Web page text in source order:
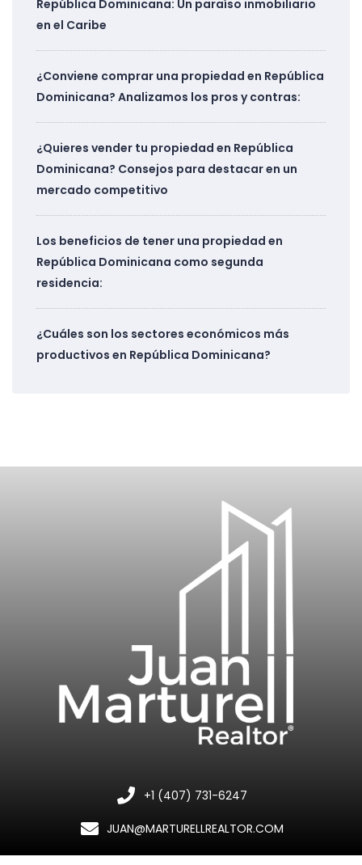
República Dominicana: Un paraíso inmobiliario
en el Caribe
¿Conviene comprar una propiedad en República
Dominicana? Analizamos los pros y contras:
¿Quieres vender tu propiedad en República
Dominicana? Consejos para destacar en un
mercado competitivo
Los beneficios de tener una propiedad en
República Dominicana como segunda
residencia:
¿Cuáles son los sectores económicos más
productivos en República Dominicana?
+1 (407) 731-6247
JUAN@MARTURELLREALTOR.COM